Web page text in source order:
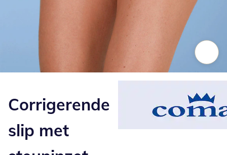
Klik om de afbeelding te vergroten
Corrigerende
slip met